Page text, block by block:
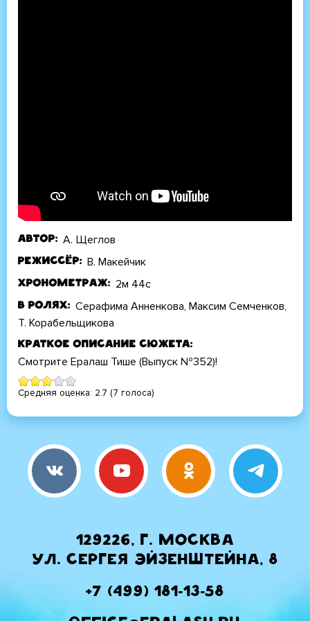
Автор А. Щеглов
Режиссёр В. Макейчик
Хронометраж 2м 44с
В ролях
Серафима Анненкова, Максим Семченков,
Т. Корабельщикова
Краткое описание сюжета
Смотрите Ералаш Тише (Выпуск №352)!
Средняя оценка: 2.7 (7 голоса)
129226, г. Москва
ул. Сергея Эйзенштейна, 8
+7 (499) 181-13-58